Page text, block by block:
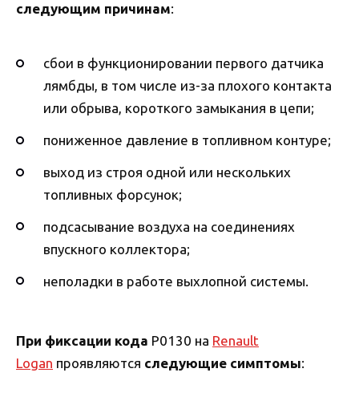
следующим причинам:
сбои в функционировании первого датчика
лямбды, в том числе из-за плохого контакта
или обрыва, короткого замыкания в цепи;
пониженное давление в топливном контуре;
выход из строя одной или нескольких
топливных форсунок;
подсасывание воздуха на соединениях
впускного коллектора;
неполадки в работе выхлопной системы.
При фиксации кода P0130 на Renault
Logan проявляются следующие симптомы: